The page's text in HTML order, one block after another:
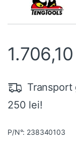
1.706,10
250 lei!
P/N°: 238340103